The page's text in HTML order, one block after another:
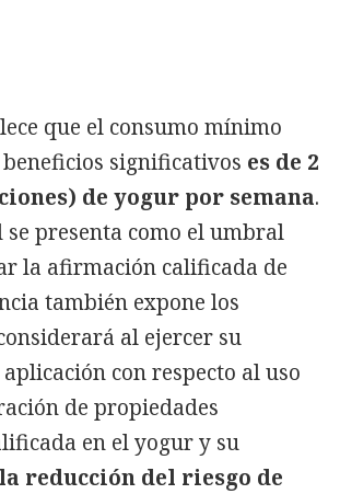
que el consumo mínimo
significativos es de 2
de yogur por semana.
se presenta como el umbral
la afirmación calificada de
también expone los
al ejercer su
con respecto al uso
de propiedades
en el yogur y su
reducción del riesgo de